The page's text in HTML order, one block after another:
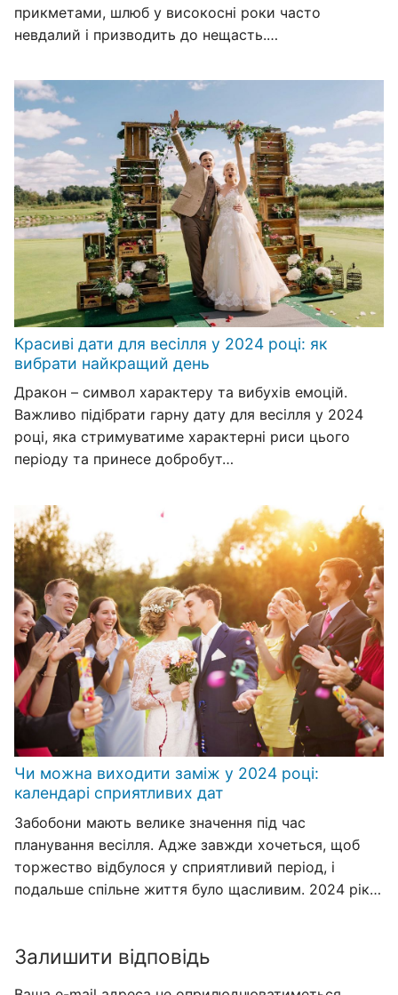
прикметами, шлюб у високосні роки часто
невдалий і призводить до нещасть.…
Красиві дати для весілля у 2024 році: як
вибрати найкращий день
Дракон – символ характеру та вибухів емоцій.
Важливо підібрати гарну дату для весілля у 2024
році, яка стримуватиме характерні риси цього
періоду та принесе добробут…
Чи можна виходити заміж у 2024 році:
календарі сприятливих дат
Забобони мають велике значення під час
планування весілля. Адже завжди хочеться, щоб
торжество відбулося у сприятливий період, і
подальше спільне життя було щасливим. 2024 рік…
Залишити відповідь